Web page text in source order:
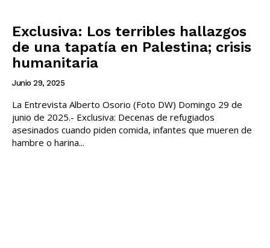
Exclusiva: Los terribles hallazgos
de una tapatía en Palestina; crisis
humanitaria
Junio 29, 2025
La Entrevista Alberto Osorio (Foto DW) Domingo 29 de
junio de 2025.- Exclusiva: Decenas de refugiados
asesinados cuando piden comida, infantes que mueren de
hambre o harina...